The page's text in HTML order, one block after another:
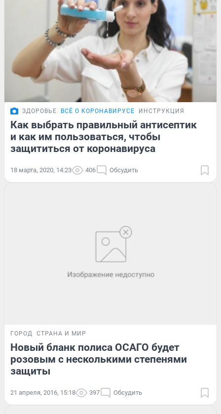
ЗДОРОВЬЕ ВСЁ О КОРОНАВИРУСЕ ИНСТРУКЦИЯ
Как выбрать правильный антисептик
и как им пользоваться, чтобы
защититься от коронавируса
18 марта, 2020, 14:23 406 Обсудить
ГОРОД СТРАНА И МИР
Новый бланк полиса ОСАГО будет
розовым с несколькими степенями
защиты
21 апреля, 2016, 15:18 397 Обсудить